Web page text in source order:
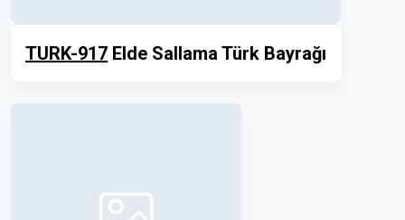
TURK-917 Elde Sallama Türk Bayrağı